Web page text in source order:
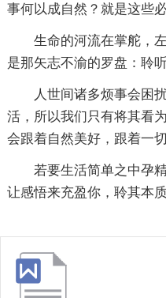
事何以成自然？就是这些
生命的河流在掌舵，
是那矢志不渝的罗盘：聆
人世间诸多烦事会困
活，所以我们只有将其看
会跟着自然美好，跟着一
若要生活简单之中孕
让感悟来充盈你，聆其本